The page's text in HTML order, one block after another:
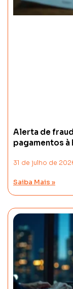
Alerta de
pagamentos à
31 de julho de
Saiba Mais »